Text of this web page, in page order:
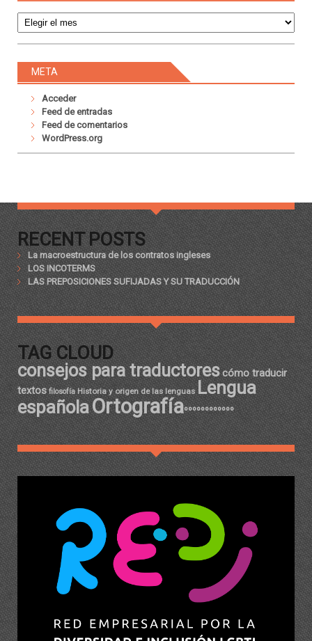
META
Acceder
Feed de entradas
Feed de comentarios
WordPress.org
RECENT POSTS
La macroestructura de los contratos ingleses
LOS INCOTERMS
LAS PREPOSICIONES SUFIJADAS Y SU TRADUCCIÓN
TAG CLOUD
consejos para traductorescómo traducir
textos filosofía Historia y origen de las lenguas Lengua
españolaOrtografíaºººººººººººº